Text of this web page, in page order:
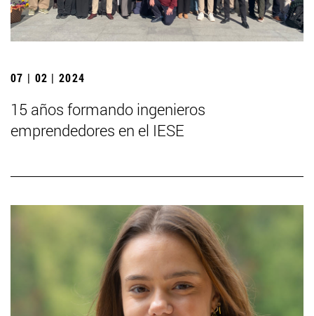
07 | 02 | 2024
15 años formando ingenieros
emprendedores en el IESE